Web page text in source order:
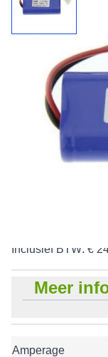
Accupack
Connector
7,4 V
Inclusief BTW: €
Meer
Amperage